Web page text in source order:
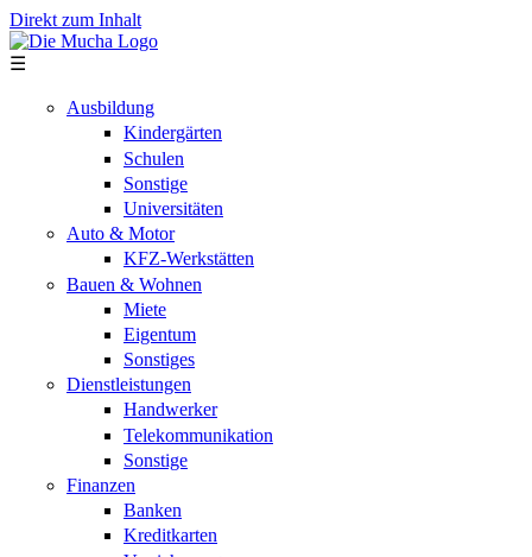
Direkt zum Inhalt
☰
Ausbildung
Kindergärten
Schulen
Sonstige
Universitäten
Auto & Motor
KFZ-Werkstätten
Bauen & Wohnen
Miete
Eigentum
Sonstiges
Dienstleistungen
Handwerker
Telekommunikation
Sonstige
Finanzen
Banken
Kreditkarten